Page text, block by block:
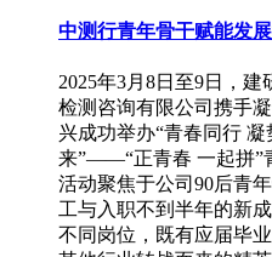
中测行青年骨干赋能发
2025年3月8日至9日，
检测咨询有限公司携手
兴成功举办“青春同行
来”——“正青春 一起拼”
活动聚焦于公司90后青
工与入职不到半年的新
不同岗位，既有应届毕